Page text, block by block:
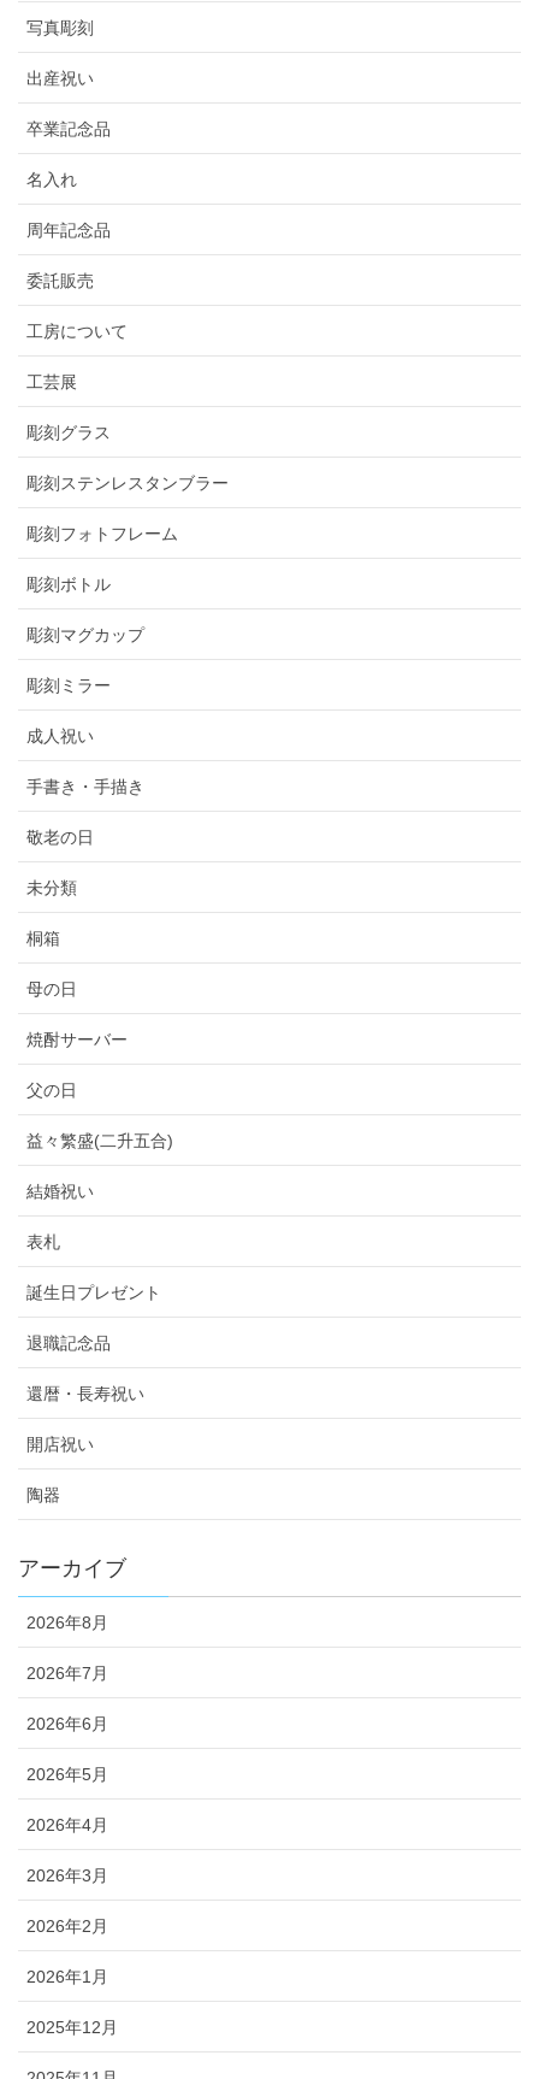
写真彫刻
出産祝い
卒業記念品
名入れ
周年記念品
委託販売
工房について
工芸展
彫刻グラス
彫刻ステンレスタンブラー
彫刻フォトフレーム
彫刻ボトル
彫刻マグカップ
彫刻ミラー
成人祝い
手書き・手描き
敬老の日
未分類
桐箱
母の日
焼酎サーバー
父の日
益々繁盛(二升五合)
結婚祝い
表札
誕生日プレゼント
退職記念品
還暦・長寿祝い
開店祝い
陶器
アーカイブ
2026年8月
2026年7月
2026年6月
2026年5月
2026年4月
2026年3月
2026年2月
2026年1月
2025年12月